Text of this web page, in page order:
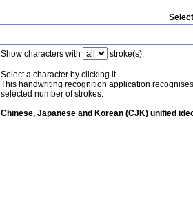
Show characters with stroke(s).
Select a character by clicking it.
This handwriting recognition application
selected number of strokes.
Chinese, Japanese and Korean (CJK) unified